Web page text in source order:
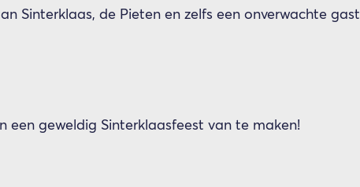
Sinterklaas, de Pieten en zelfs een onverwachte gast
een geweldig Sinterklaasfeest van te maken!